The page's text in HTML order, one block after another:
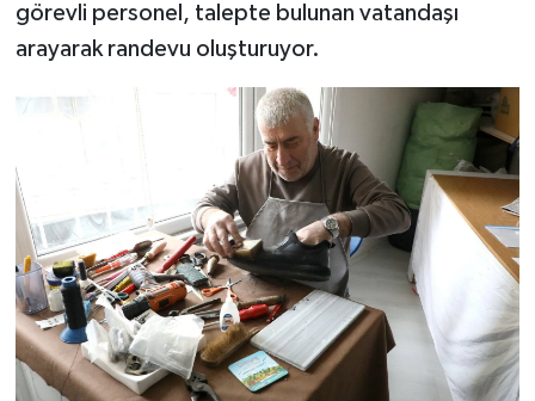
görevli personel, talepte bulunan vatandaşı
arayarak randevu oluşturuyor.